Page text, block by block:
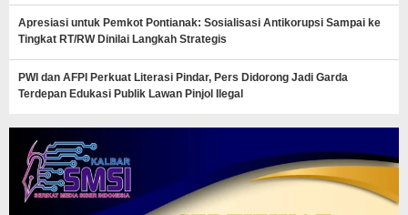
Apresiasi untuk Pemkot Pontianak: Sosialisasi Antikorupsi Sampai ke
Tingkat RT/RW Dinilai Langkah Strategis
PWI dan AFPI Perkuat Literasi Pindar, Pers Didorong Jadi Garda
Terdepan Edukasi Publik Lawan Pinjol Ilegal